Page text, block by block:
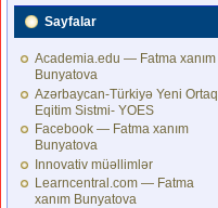
Sayfalar
Academia.edu — Fatma xanım
Bunyatova
Azərbaycan-Türkiyə Yeni Ortaq
Eqitim Sistmi- YOES
Facebook — Fatma xanım
Bunyatova
Innovativ müəllimlər
Learncentral.com — Fatma
xanım Bunyatova